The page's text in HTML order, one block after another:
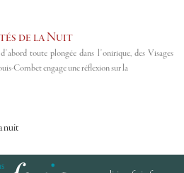
de la Nuit
toute plongée dans l’onirique, des Visages
Combet engage une réflexion sur la
nuit